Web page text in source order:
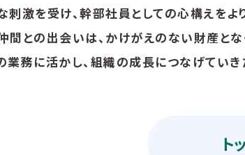
激を受け、幹部社員としての心構えをよ
との出会いは、かけがえのない財産とな
務に活かし、組織の成長につなげていき
ト